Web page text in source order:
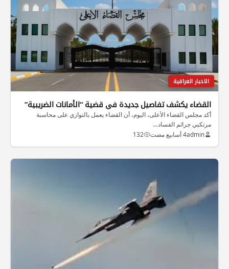
الاخبار العراقية
القضاء يكشف تفاصيل جديدة في قضية “الأمانات الضريبية”
أكد مجلس القضاء الأعلى، اليوم، أن القضاء يعمل بالتوازي على محاسبة
مرتكبي جرائم الفساد…
admin4 أسابيع مضت 132